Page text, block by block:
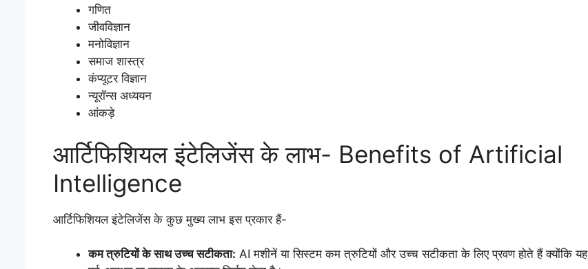
गणित
जीवविज्ञान
मनोविज्ञान
समाज शास्त्र
कंप्यूटर विज्ञान
न्यूरॉन्स अध्ययन
आंकड़े
आर्टिफिशियल इंटेलिजेंस के लाभ- Benefits of Artificial
Intelligence
आर्टिफिशियल इंटेलिजेंस के कुछ मुख्य लाभ इस प्रकार हैं-
कम त्रुटियों के साथ उच्च सटीकता: AI मशीनें या सिस्टम कम त्रुटियों और उच्च सटीकता के लिए प्रवण होते हैं क्योंकि यह